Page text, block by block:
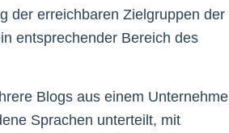
der erreichbaren Zielgruppen der
entsprechender Bereich des
Blogs aus einem
Sprachen unterteilt, mit